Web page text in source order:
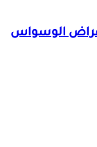
الوسواس